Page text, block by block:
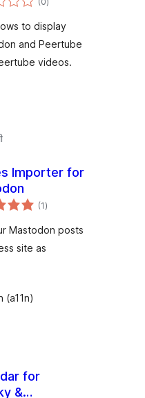
मूल्यांकन
to display
and Peertube
videos.
Importer for
(1एकूण
मूल्यांकन
)
Mastodon posts
site as
(a11n)
for
&